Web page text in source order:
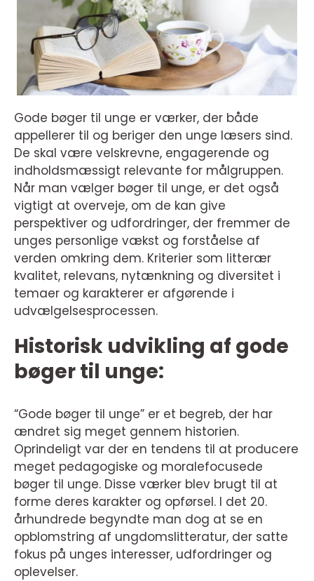
Gode bøger til unge er værker, der både
appellerer til og beriger den unge læsers sind.
De skal være velskrevne, engagerende og
indholdsmæssigt relevante for målgruppen.
Når man vælger bøger til unge, er det også
vigtigt at overveje, om de kan give
perspektiver og udfordringer, der fremmer de
unges personlige vækst og forståelse af
verden omkring dem. Kriterier som litterær
kvalitet, relevans, nytænkning og diversitet i
temaer og karakterer er afgørende i
udvælgelsesprocessen.
Historisk udvikling af gode
bøger til unge:
“Gode bøger til unge” er et begreb, der har
ændret sig meget gennem historien.
Oprindeligt var der en tendens til at producere
meget pedagogiske og moralefocusede
bøger til unge. Disse værker blev brugt til at
forme deres karakter og opførsel. I det 20.
århundrede begyndte man dog at se en
opblomstring af ungdomslitteratur, der satte
fokus på unges interesser, udfordringer og
oplevelser.